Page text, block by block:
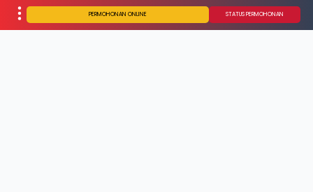
PERMOHONAN ONLINE STATUS PERMOHONAN